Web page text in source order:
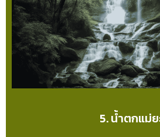
5. น้ำตกแม่ย